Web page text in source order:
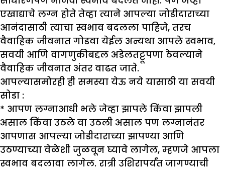
एखाद्याचे लग्न होते तेव्हा त्याने आपल्या जोडीदाराच्या
आनंदासाठी त्याचा स्वभाव बदलला पाहिजे, तरच
वैवाहिक जीवनात गोडवा येईल अन्यथा आपले स्वभाव,
सवयी आणि वागणुकीबद्दल अडेलतट्टूपणा ठेवल्याने
वैवाहिक जीवनात अंतर वाढत जाते.
आपल्यासमोरही ही समस्या येऊ नये यासाठी या सवयी
सोडा :
* आपण लग्नाआधी भले जेव्हा झापले किंवा झापली
असाल किंवा उठले वा उठली असाल पण लग्नानंतर
आपणास आपल्या जोडीदाराच्या झापण्या आणि
उठण्याच्या वेळेशी जुळवून घ्यावे लागेल, म्हणजे आपला
स्वभाव बदलावा लागेल. रात्री उशिरापर्यंत जागण्याची